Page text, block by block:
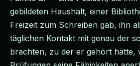
gebildeten Haushalt, einer
Freizeit zum Schreiben gab, ihn
täglichen Kontakt mit genau der
brachten, zu der er gehört hätte,